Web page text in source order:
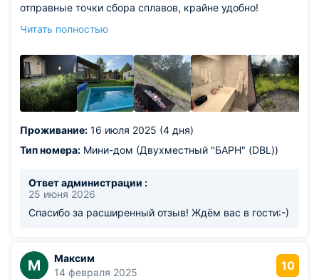
отправные точки сбора сплавов, крайне удобно!
приезда полентяйничать и не поехать никуда) Домики
необходимое для комфортной жизни, каждому домику
предоставляют мангал и решетку, что тоже скрасило
вечера) Доброжелательный администратор, охранник и
даже пес) Виды с территории самой базы также
Читать полностью
Проживание: 16 июля 2025 (4 дня)
Тип номера: Мини-дом (Двухместный "БАРН" (DBL))
Ответ администрации :
25 июня 2026
Спасибо за расширенный отзыв! Ждём вас в гости:-)
М
Максим
14 февраля 2025
10